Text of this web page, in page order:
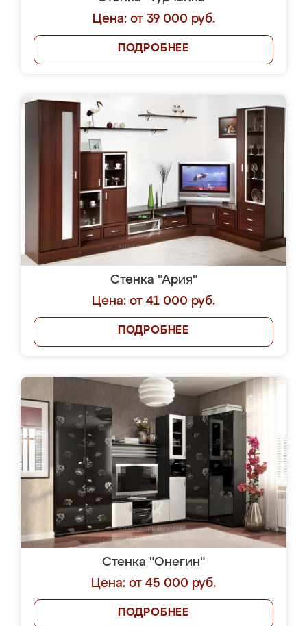
Цена: от 39 000 руб.
ПОДРОБНЕЕ
Стенка "Ария"
Цена: от 41 000 руб.
ПОДРОБНЕЕ
Стенка "Онегин"
Цена: от 45 000 руб.
ПОДРОБНЕЕ